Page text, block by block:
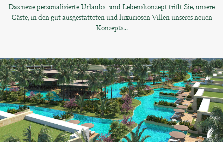
Das neue personalisierte Urlaubs- und Lebenskonzept trifft Sie, unsere
Gäste, in den gut ausgestatteten und luxuriösen Villen unseres neuen
Konzepts...